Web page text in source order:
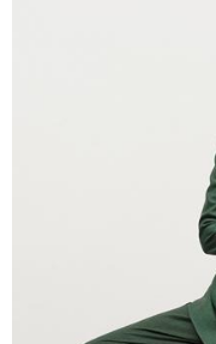
მნიშვნელოვანი